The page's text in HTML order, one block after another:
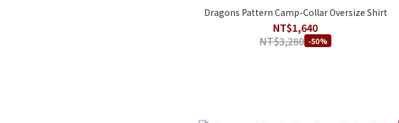
Dragons Pattern Camp-Collar Oversize Shirt
NT$1,640
NT$3,280 -50%